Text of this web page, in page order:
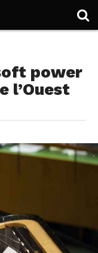
power
l’Ouest